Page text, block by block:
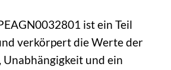
ist ein Teil
verkörpert die Werte der
Unabhängigkeit und ein